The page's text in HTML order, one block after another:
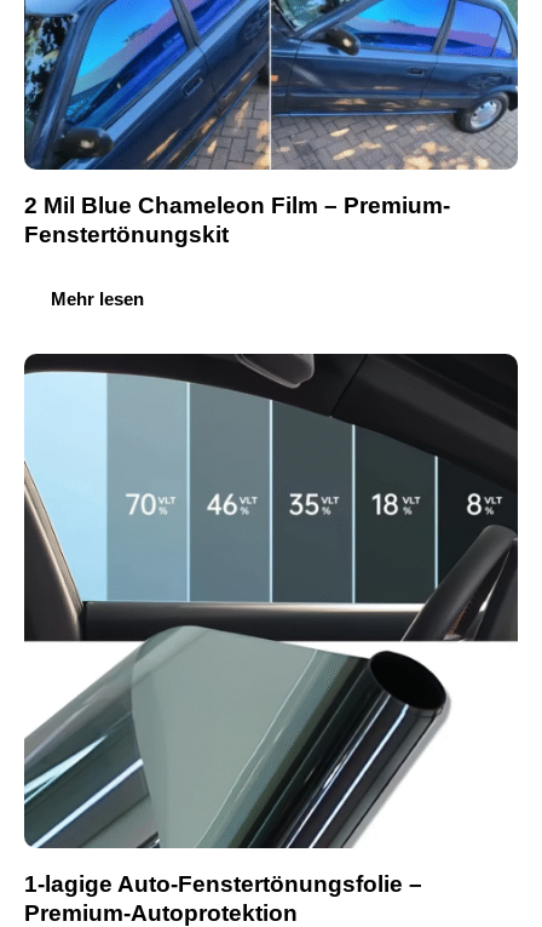
2 Mil Blue Chameleon Film – Premium-
Fenstertönungskit
Mehr lesen
1-lagige Auto-Fenstertönungsfolie –
Premium-Autoprotektion